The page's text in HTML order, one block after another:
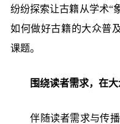
纷纷探索让古籍从学术“
如何做好古籍的大众普
课题。
围绕读者需求，在大
伴随读者需求与传播